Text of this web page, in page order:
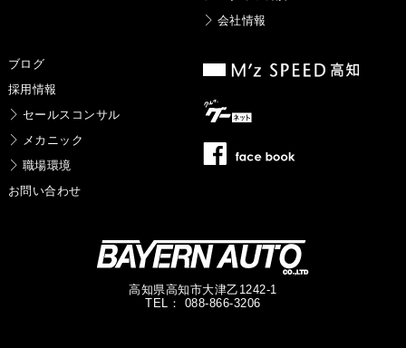
会社情報
ブログ
採用情報
セールスコンサル
メカニック
職場環境
お問い合わせ
高知県高知市大津乙1242-1
TEL： 088-866-3206